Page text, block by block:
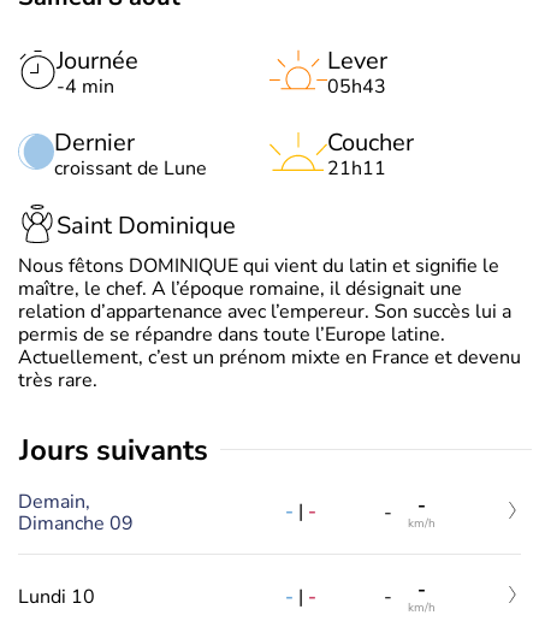
Journée
-4 min
Dernier
croissant de Lune
Lever
05h43
Coucher
21h11
Saint Dominique
Nous fêtons DOMINIQUE qui vient du latin et signifie le
maître, le chef. A l’époque romaine, il désignait une
relation d’appartenance avec l’empereur. Son succès lui a
permis de se répandre dans toute l’Europe latine.
Actuellement, c’est un prénom mixte en France et devenu
très rare.
jours suivants
Demain,
Dimanche 09
- | - - -
km/h
Lundi 10 - | - - -
km/h